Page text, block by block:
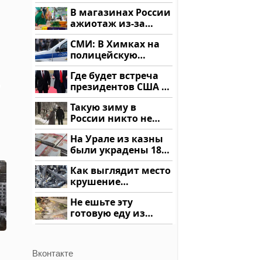
ждать всем нам?
В магазинах России
ажиотаж из-за
этого продукта: что
купить?
СМИ: В Химках на
полицейскую
машину напали и
подожгли.
Где будет встреча
президентов США и
России: Европа?
Такую зиму в
России никто не
ждал: как так?!
На Урале из казны
были украдены 18
миллионов рублей
Как выглядит место
крушение
вертолета на
Кавказе: смотреть
Не ешьте эту
готовую еду из
магазина: список
Вконтакте